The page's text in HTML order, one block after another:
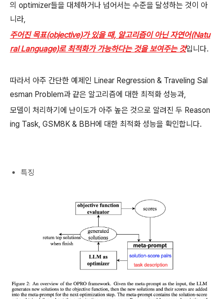
의 optimizer들을 대체하거나 넘어서는 수준을 달성하는 것이 아
니라,
주어진 목표(objective)가 있을 때, 알고리즘이 아닌 자연어(Natu
ral Language)로 최적화가 가능하다는 것을 보여주는 것입니다.
따라서 아주 간단한 예제인 Linear Regression & Traveling Sal
esman Problem과 같은 알고리즘에 대한 최적화 성능과,
모델이 처리하기에 난이도가 아주 높은 것으로 알려진 두 Reason
ing Task, GSM8K & BBH에 대한 최적화 성능을 확인합니다.
특징